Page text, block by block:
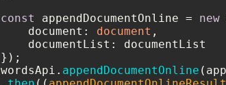
const
appendDocumentOnline = new
document : document ,
documentList : documentList
});
wordsApi. appendDocumentOnline